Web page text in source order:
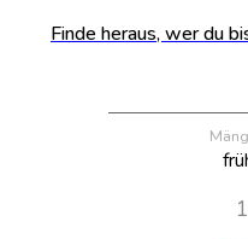
Finde heraus, wer du